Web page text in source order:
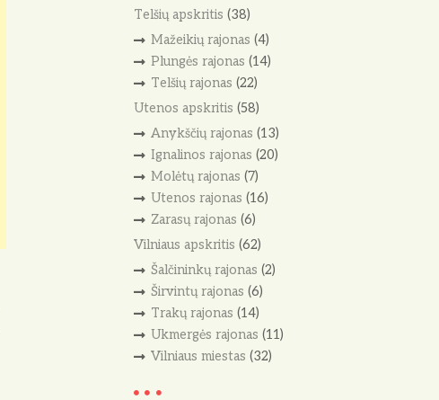
Telšių apskritis (38)
Mažeikių rajonas (4)
Plungės rajonas (14)
Telšių rajonas (22)
Utenos apskritis (58)
Anykščių rajonas (13)
Ignalinos rajonas (20)
Molėtų rajonas (7)
Utenos rajonas (16)
Zarasų rajonas (6)
Vilniaus apskritis (62)
Šalčininkų rajonas (2)
Širvintų rajonas (6)
Trakų rajonas (14)
Ukmergės rajonas (11)
Vilniaus miestas (32)